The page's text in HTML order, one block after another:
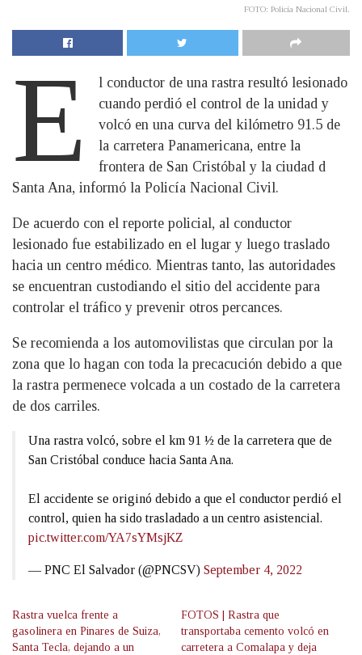
FOTO: Policía Nacional Civil.
E
l conductor de una rastra resultó lesionado
cuando perdió el control de la unidad y
volcó en una curva del kilómetro 91.5 de
la carretera Panamericana, entre la
frontera de San Cristóbal y la ciudad d
Santa Ana, informó la Policía Nacional Civil.
De acuerdo con el reporte policial, al conductor
lesionado fue estabilizado en el lugar y luego traslado
hacia un centro médico. Mientras tanto, las autoridades
se encuentran custodiando el sitio del accidente para
controlar el tráfico y prevenir otros percances.
Se recomienda a los automovilistas que circulan por la
zona que lo hagan con toda la precacución debido a que
la rastra permenece volcada a un costado de la carretera
de dos carriles.
Una rastra volcó, sobre el km 91 ½ de la carretera que de
San Cristóbal conduce hacia Santa Ana.
El accidente se originó debido a que el conductor perdió el
control, quien ha sido trasladado a un centro asistencial.
pic.twitter.com/YA7sYMsjKZ
— PNC El Salvador (@PNCSV) September 4, 2022
Rastra vuelca frente a
gasolinera en Pinares de Suiza,
Santa Tecla, dejando a un
FOTOS | Rastra que
transportaba cemento volcó en
carretera a Comalapa y deja